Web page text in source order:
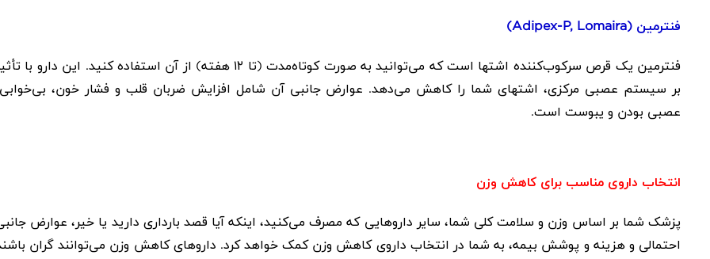
فنترمین (Adipex-P, Lomaira
)
فنترمین یک قرص سرکوب‌کننده اشتها است که می‌توانید به صورت کوتاه‌مدت (تا ۱۲ هفته) از آن استفاده کنید. این دارو با
بر سیستم عصبی مرکزی، اشتهای شما را کاهش می‌دهد. عوارض جانبی آن شامل افزایش ضربان قلب و فشار خون،
عصبی بودن و یبوست است.
انتخاب داروی مناسب برای کاهش وزن
پزشک شما بر اساس وزن و سلامت کلی شما، سایر داروهایی که مصرف می‌کنید، اینکه آیا قصد بارداری دارید یا خیر، عوارض
احتمالی و هزینه و پوشش بیمه، به شما در انتخاب داروی کاهش وزن کمک خواهد کرد. داروهای کاهش وزن می‌توانند گران